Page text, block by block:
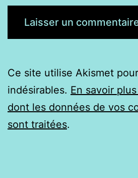
Ce site utilise Akismet
indésirables. En savoir
dont les données de vos
sont traitées.